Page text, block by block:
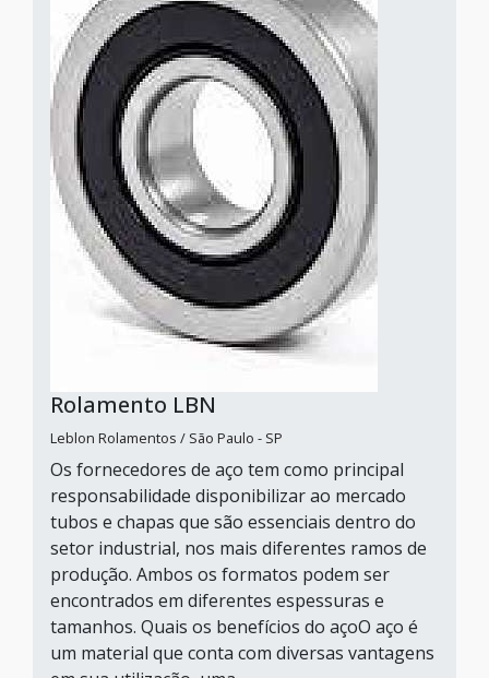
Rolamento LBN
Leblon Rolamentos / São Paulo - SP
Os fornecedores de aço tem como principal
responsabilidade disponibilizar ao mercado
tubos e chapas que são essenciais dentro do
setor industrial, nos mais diferentes ramos de
produção. Ambos os formatos podem ser
encontrados em diferentes espessuras e
tamanhos. Quais os benefícios do açoO aço é
um material que conta com diversas vantagens